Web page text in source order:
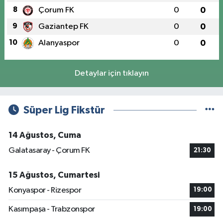
8 Çorum FK 0 0
9 Gaziantep FK 0 0
10 Alanyaspor 0 0
Detaylar için tıklayın
Süper Lig Fikstür
14 Ağustos, Cuma
Galatasaray - Çorum FK
21:30
15 Ağustos, Cumartesi
Konyaspor - Rizespor
19:00
Kasımpaşa - Trabzonspor 19:00